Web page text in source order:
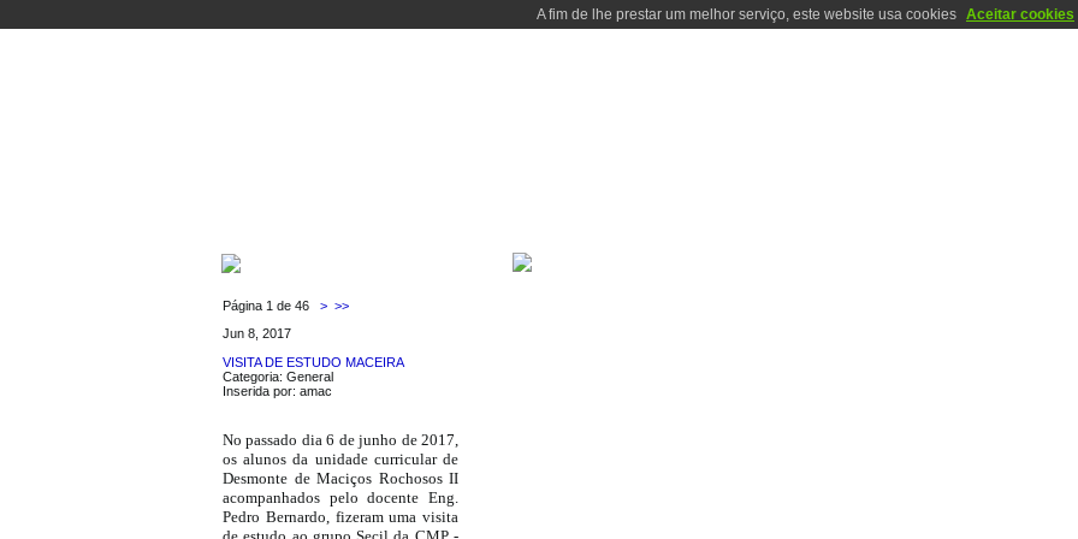
A fim de lhe prestar um melhor serviço, este website usa cookies Aceitar cookies
Página 1 de 46 > >>
Jun 8, 2017
VISITA DE ESTUDO MACEIRA
Categoria: General
Inserida por: amac
No passado dia 6 de junho de 2017,
os alunos da unidade curricular de
Desmonte de Maciços Rochosos II
acompanhados pelo docente Eng.
Pedro Bernardo, fizeram uma visita